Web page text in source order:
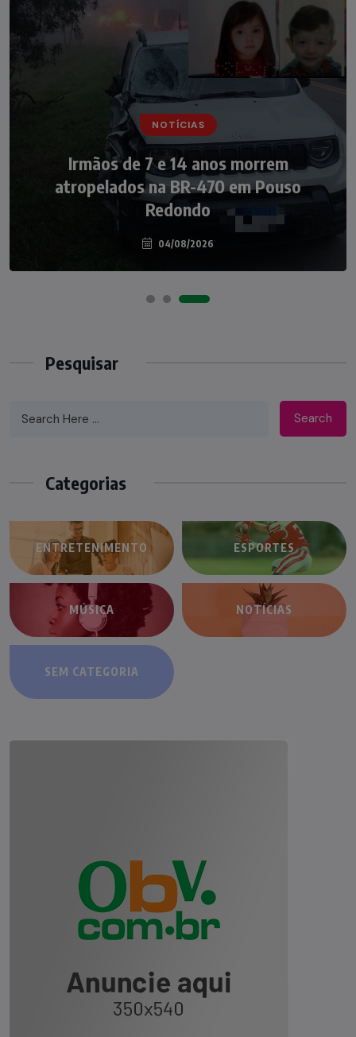
NOTÍCIAS
Irmãos de 7 e 14 anos morrem
atropelados na BR-470 em Pouso
Redondo
04/08/2026
NOTÍCIAS
Nádia Menegazzi leva o nome de Taió ao
palco do Programa Silvio Santos
07/08/2026
Pesquisar
Search
Categorias
ENTRETENIMENTO ESPORTES
MÚSICA NOTÍCIAS
SEM CATEGORIA